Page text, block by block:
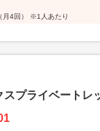
月4回） ※1人あたり
スプライベートレ